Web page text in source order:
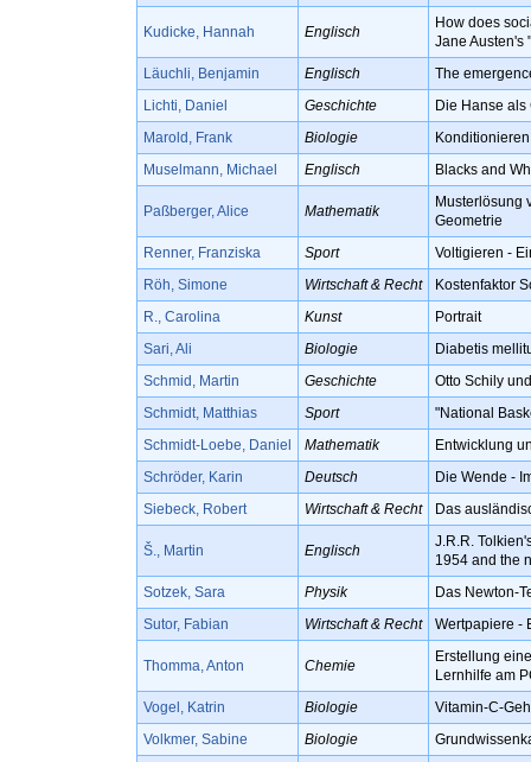
Kudicke, Hannah Englisch
How does
Jane Austen's
Läuchli, Benjamin
Englisch
The
Lichti, Daniel
Geschichte
Die Hanse als
Marold, Frank
Biologie
Muselmann, Michael
Englisch Blacks and
Paßberger, Alice Mathematik
Musterlösung
Geometrie
Renner, Franziska
Sport
Voltigieren -
Röh, Simone
Wirtschaft & Recht
Kostenfaktor
R., Carolina
Kunst
Portrait
Sari, Ali
Biologie
Diabetis
Schmid, Martin
Geschichte
Otto Schily
Schmidt, Matthias
Sport
"National
Schmidt-Loebe, Daniel
Mathematik
Entwicklung
Schröder, Karin
Deutsch
Die Wende -
Siebeck, Robert
Wirtschaft & Recht Das
Š., Martin Englisch
J.R.R.
1954 and the
Sotzek, Sara
Physik
Das Newton-
Sutor, Fabian
Wirtschaft & Recht Wertpapiere -
Thomma, Anton Chemie
Erstellung
Lernhilfe am
Vogel, Katrin
Biologie
Vitamin-C-
Volkmer, Sabine
Biologie